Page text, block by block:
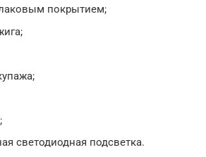
покрытием;
светодиодная подсветка.